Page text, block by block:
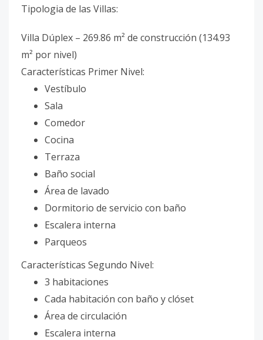
Tipologia de las Villas:
Villa Dúplex – 269.86 m² de construcción (134.93
m² por nivel)
Características Primer Nivel:
Vestíbulo
Sala
Comedor
Cocina
Terraza
Baño social
Área de lavado
Dormitorio de servicio con baño
Escalera interna
Parqueos
Características Segundo Nivel:
3 habitaciones
Cada habitación con baño y clóset
Área de circulación
Escalera interna